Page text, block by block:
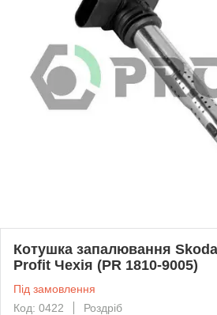
Котушка запалювання
Profit Чехія (PR 1810-9005)
Під замовлення
Код: 0422
Роздріб